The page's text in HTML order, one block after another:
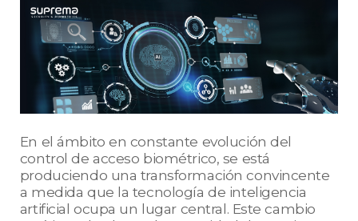
En el ámbito en constante evolución del
control de acceso biométrico, se está
produciendo una transformación convincente
a medida que la tecnología de inteligencia
artificial ocupa un lugar central. Este cambio